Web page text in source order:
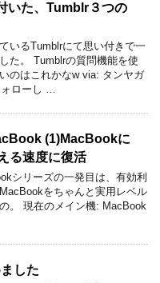
いた、Tumblr３つの
いるTumblrにて思い付きで一
た。 Tumblrの質問機能を使
のはこれかなw via: タンヤガ
ォローし …
(1)MacBookに
る速度に復活
シリーズの一発目は、有効利
をちゃんと実用レベル
。 現在のメイン機: MacBook
した